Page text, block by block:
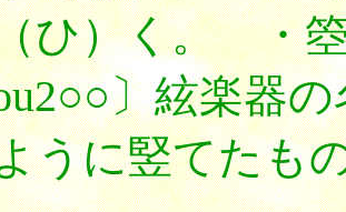
ひ）く。 ・
〕絃楽器
うに竪てたも